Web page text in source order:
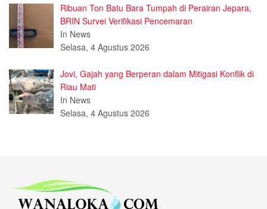
Ribuan Ton Batu Bara Tumpah di Perairan Jepara,
BRIN Survei Verifikasi Pencemaran
In News
Selasa, 4 Agustus 2026
Jovi, Gajah yang Berperan dalam Mitigasi Konflik di
Riau Mati
In News
Selasa, 4 Agustus 2026